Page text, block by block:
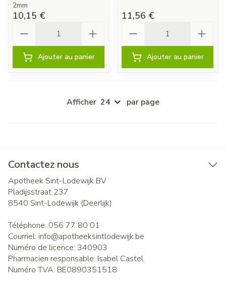
2mm
10,15 €
Ajouter au panier
11,56 €
Ajouter au panier
Afficher par page
Contactez nous
Apotheek Sint-Lodewijk BV
Pladijsstraat 237
8540 Sint-Lodewijk (Deerlijk)
Téléphone: 056 77 80 01
Courriel: info@apotheeksintlodewijk.be
Numéro de licence: 340903
Pharmacien responsable: Isabel Castel
Numéro TVA: BE0890351518